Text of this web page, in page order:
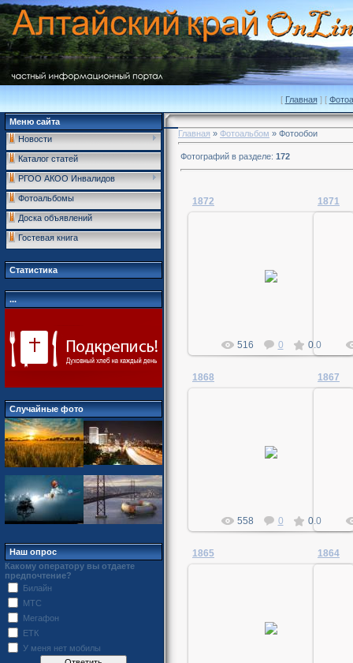
[ Главная ] [
Меню сайта
Новости
Каталог статей
РГОО АКОО Инвалидов
Фотоальбомы
Доска объявлений
Гостевая книга
Статистика
...
Случайные фото
Наш опрос
Какому оператору вы отдаете
предпочтение?
Билайн
МТС
Мегафон
ЕТК
У меня нет мобилы
Главная » Фотоальбом » Фотообои
Фотографий в разделе: 172
1872
516 0 0.0
1871
1868
558 0 0.0
1867
1865 1864